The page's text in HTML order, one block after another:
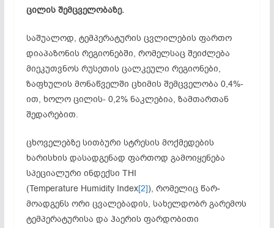
ცილის შემცველობაზე.
საშუალოდ, ტემპერატურის ცვლილების ფართო
დიაპაზონის რეგიონებში, რომელსაც შეიძლება
მიეკუთვნოს რუსეთის ცალკეული რეგიონები,
ზაფხულის მო­ნაწ­ველში ცხიმის შემცველობა 0,4%-
ით, ხოლო ცილის- 0,2% ნაკლებია, ზამთართან
შედარებით.
ცხოველებზე სითბური სტრესის მოქმედების
ხარისხის დასადგენად ფართოდ გამოიყენება
სპეციალური ინდექსი THI
(Temperature Humidity Index[2]), რომელიც წარ­
მოადგენს ორი ცვალებადის, სახელდობრ გარემოს
ტემპერატურისა და ჰაერის ფარ­დობითი